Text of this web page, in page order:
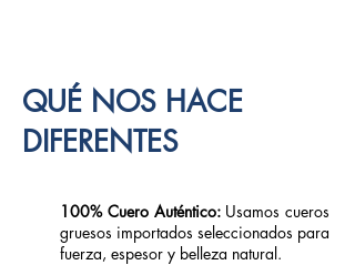
QUÉ NOS HACE
DIFERENTES
100% Cuero Auténtico:Usamos cueros
gruesos importados seleccionados para
fuerza, espesor y belleza natural.